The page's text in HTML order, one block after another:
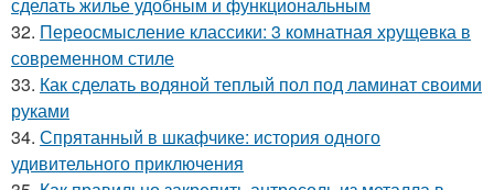
32. Переосмысление классики: 3 комнатная хрущевка в
современном стиле
33. Как сделать водяной теплый пол под ламинат своими
руками
34. Спрятанный в шкафчике: история одного
удивительного приключения